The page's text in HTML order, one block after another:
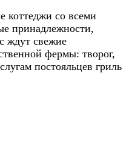
коттеджи со всеми
принадлежности,
ждут свежие
фермы: творог,
постояльцев гриль